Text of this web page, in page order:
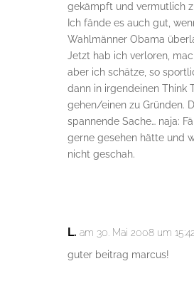
gekämpft und vermutlich
Ich fände es auch gut,
Wahlmänner Obama
Jetzt hab ich verloren,
aber ich schätze, so
dann in irgendeinen Think
gehen/einen zu Gründen.
spannende Sache… naja:
gerne gesehen hätte und
nicht geschah.
L. am 30. Mai 2008 um 15:42
guter beitrag marcus!